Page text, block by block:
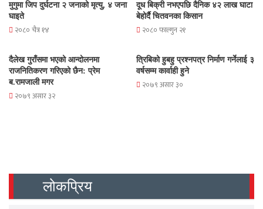
मुगुमा जिप दुर्घटना २ जनाको मृत्यु, ४ जना
घाइते
२०८० चैत्र १४
दूध बिक्री नभएपछि दैनिक ४२ लाख घाटा
बेहोर्दै चितवनका किसान
२०८० फाल्गुन २१
दैलेख गुराँसमा भएको आन्दोलनमा
राजनितिकरण गरिएको छैन: प्रेम
ब.रामजाली मगर
२०७९ असार ३२
त्रिबिको हुबहु प्रश्नपत्र निर्माण गर्नेलाई ३
वर्षसम्म कार्वाही हुने
२०७९ असार ३०
लोकप्रिय